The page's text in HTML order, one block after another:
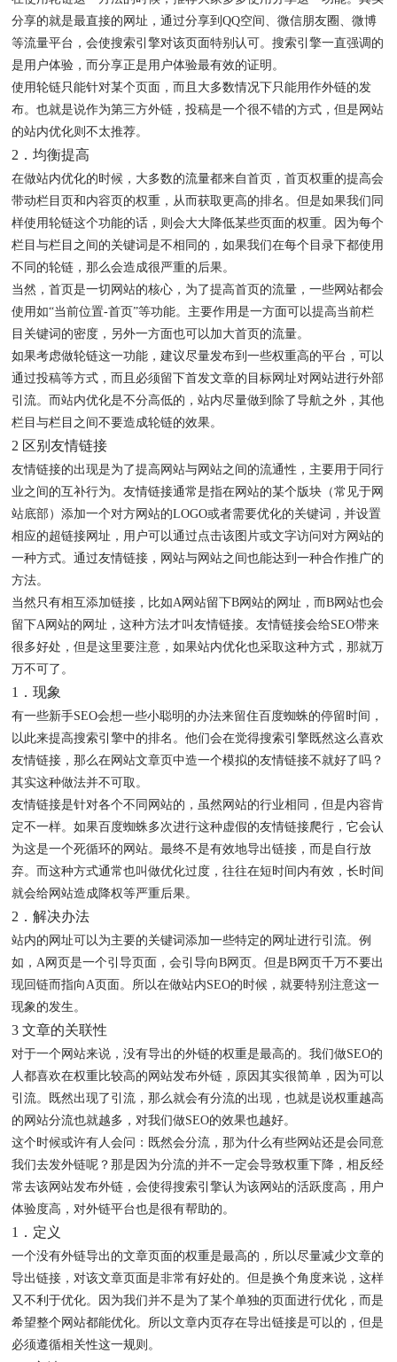
分享的就是最直接的网址，通过分享到QQ空间、微信朋友圈、微博
等流量平台，会使搜索引擎对该页面特别认可。搜索引擎一直强调的
是用户体验，而分享正是用户体验最有效的证明。
使用轮链只能针对某个页面，而且大多数情况下只能用作外链的发
布。也就是说作为第三方外链，投稿是一个很不错的方式，但是网站
的站内优化则不太推荐。
2．均衡提高
在做站内优化的时候，大多数的流量都来自首页，首页权重的提高会
带动栏目页和内容页的权重，从而获取更高的排名。但是如果我们同
样使用轮链这个功能的话，则会大大降低某些页面的权重。因为每个
栏目与栏目之间的关键词是不相同的，如果我们在每个目录下都使用
不同的轮链，那么会造成很严重的后果。
当然，首页是一切网站的核心，为了提高首页的流量，一些网站都会
使用如“当前位置-首页”等功能。主要作用是一方面可以提高当前栏
目关键词的密度，另外一方面也可以加大首页的流量。
如果考虑做轮链这一功能，建议尽量发布到一些权重高的平台，可以
通过投稿等方式，而且必须留下首发文章的目标网址对网站进行外部
引流。而站内优化是不分高低的，站内尽量做到除了导航之外，其他
栏目与栏目之间不要造成轮链的效果。
2 区别友情链接
友情链接的出现是为了提高网站与网站之间的流通性，主要用于同行
业之间的互补行为。友情链接通常是指在网站的某个版块（常见于网
站底部）添加一个对方网站的LOGO或者需要优化的关键词，并设置
相应的超链接网址，用户可以通过点击该图片或文字访问对方网站的
一种方式。通过友情链接，网站与网站之间也能达到一种合作推广的
方法。
当然只有相互添加链接，比如A网站留下B网站的网址，而B网站也会
留下A网站的网址，这种方法才叫友情链接。友情链接会给SEO带来
很多好处，但是这里要注意，如果站内优化也采取这种方式，那就万
万不可了。
1．现象
有一些新手SEO会想一些小聪明的办法来留住百度蜘蛛的停留时间，
以此来提高搜索引擎中的排名。他们会在觉得搜索引擎既然这么喜欢
友情链接，那么在网站文章页中造一个模拟的友情链接不就好了吗？
其实这种做法并不可取。
友情链接是针对各个不同网站的，虽然网站的行业相同，但是内容肯
定不一样。如果百度蜘蛛多次进行这种虚假的友情链接爬行，它会认
为这是一个死循环的网站。最终不是有效地导出链接，而是自行放
弃。而这种方式通常也叫做优化过度，往往在短时间内有效，长时间
就会给网站造成降权等严重后果。
2．解决办法
站内的网址可以为主要的关键词添加一些特定的网址进行引流。例
如，A网页是一个引导页面，会引导向B网页。但是B网页千万不要出
现回链而指向A页面。所以在做站内SEO的时候，就要特别注意这一
现象的发生。
3 文章的关联性
对于一个网站来说，没有导出的外链的权重是最高的。我们做SEO的
人都喜欢在权重比较高的网站发布外链，原因其实很简单，因为可以
引流。既然出现了引流，那么就会有分流的出现，也就是说权重越高
的网站分流也就越多，对我们做SEO的效果也越好。
这个时候或许有人会问：既然会分流，那为什么有些网站还是会同意
我们去发外链呢？那是因为分流的并不一定会导致权重下降，相反经
常去该网站发布外链，会使得搜索引擎认为该网站的活跃度高，用户
体验度高，对外链平台也是很有帮助的。
1．定义
一个没有外链导出的文章页面的权重是最高的，所以尽量减少文章的
导出链接，对该文章页面是非常有好处的。但是换个角度来说，这样
又不利于优化。因为我们并不是为了某个单独的页面进行优化，而是
希望整个网站都能优化。所以文章内页存在导出链接是可以的，但是
必须遵循相关性这一规则。